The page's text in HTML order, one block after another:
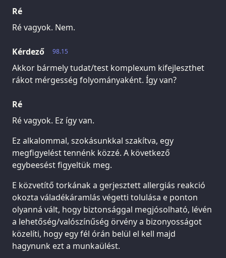
Ré
Ré vagyok. Nem.
98.15
Kérdező
Akkor bármely tudat/test komplexum kifejleszthet
rákot mérgesség folyományaként. Így van?
Ré
Ré vagyok. Ez így van.
Ez alkalommal, szokásunkkal szakítva, egy
megfigyelést tennénk közzé. A következő
egybeesést figyeltük meg.
E közvetítő torkának a gerjesztett allergiás reakció
okozta váladékáramlás végetti tolulása e ponton
olyanná vált, hogy biztonsággal megjósolható, lévén
a lehetőség/valószínűség örvény a bizonyosságot
közelíti, hogy egy fél órán belül el kell majd
hagynunk ezt a munkaülést.